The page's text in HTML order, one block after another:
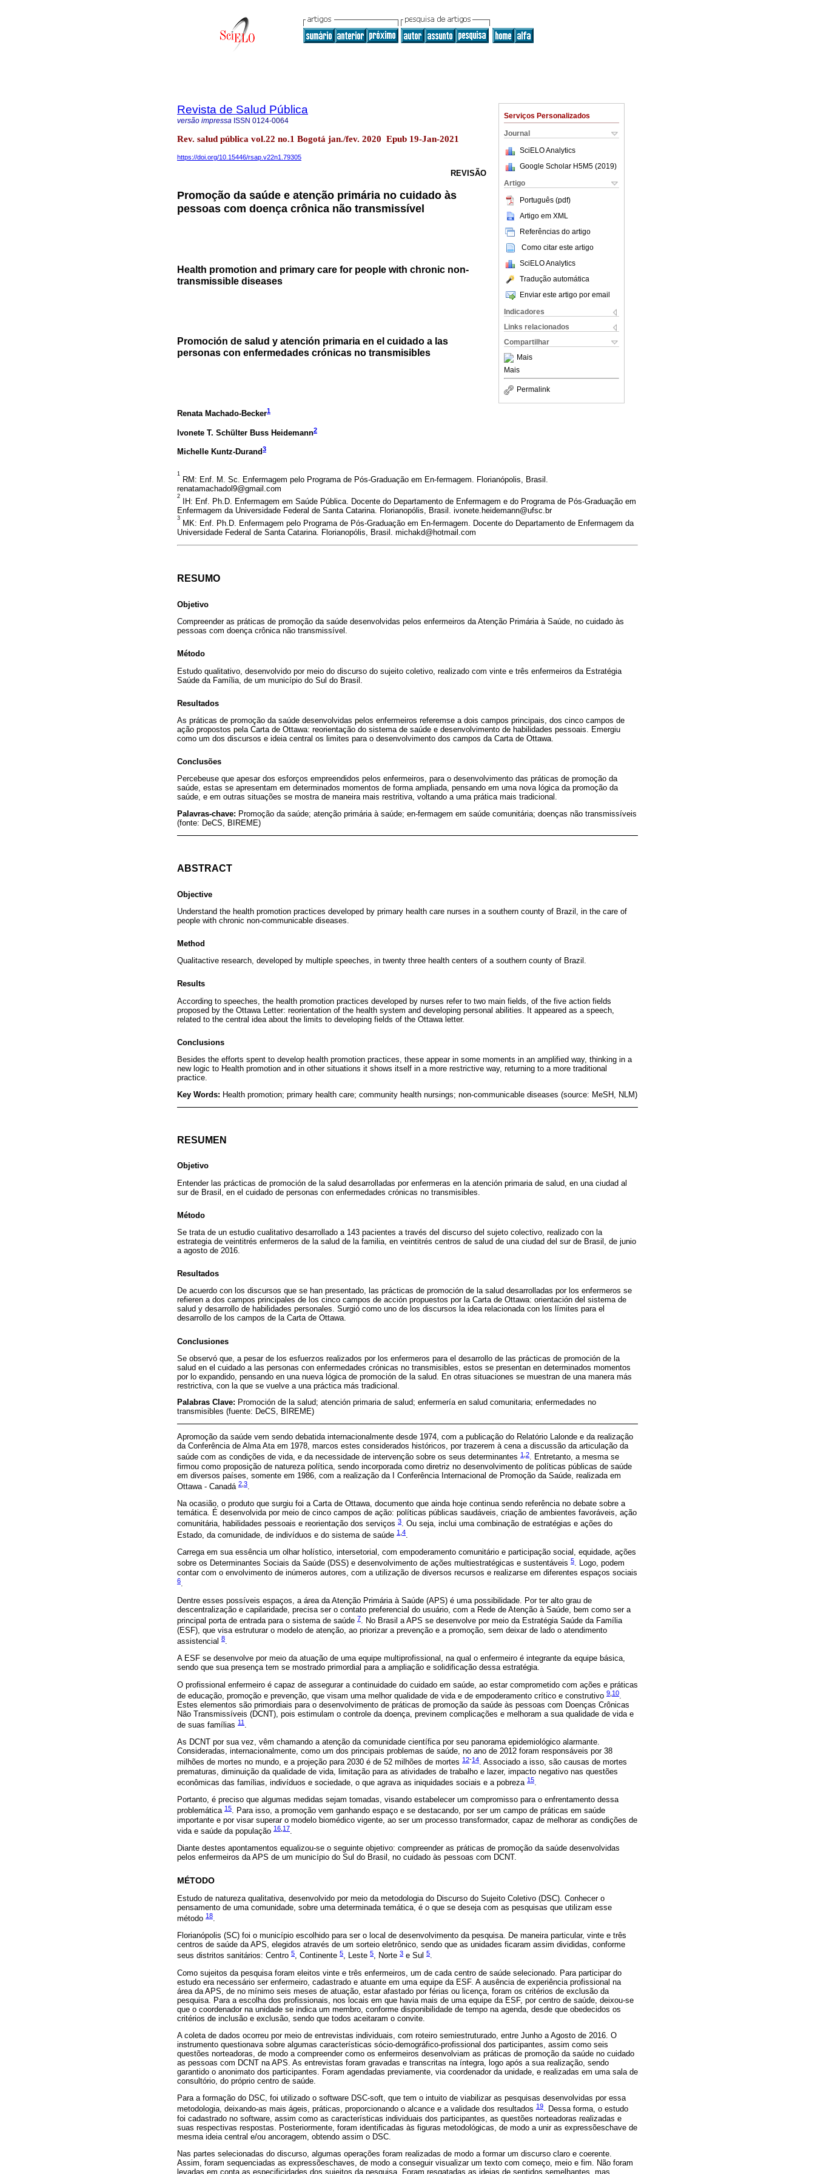
Serviços Personalizados
Journal
SciELO Analytics
Google Scholar H5M5 (2019)
Artigo
Português (pdf)
Artigo em XML
Referências do artigo
Como citar este artigo
SciELO Analytics
Tradução automática
Enviar este artigo por email
Indicadores
Links relacionados
Compartilhar
Mais
Mais
Permalink
Revista de Salud Pública
versão impressa ISSN 0124-0064
Rev. salud pública vol.22 no.1 Bogotá jan./fev. 2020 Epub 19-Jan-2021
https://doi.org/10.15446/rsap.v22n1.79305
REVISÃO
Promoção da saúde e atenção primária no cuidado às
pessoas com doença crônica não transmissível
Health promotion and primary care for people with chronic non-
transmissible diseases
Promoción de salud y atención primaria en el cuidado a las
personas con enfermedades crónicas no transmisibles
Renata Machado-Becker1
Ivonete T. Schülter Buss Heidemann2
Michelle Kuntz-Durand3
1
RM: Enf. M. Sc. Enfermagem pelo Programa de Pós-Graduação em En-fermagem. Florianópolis, Brasil.
renatamachadol9@gmail.com
2
IH: Enf. Ph.D. Enfermagem em Saúde Pública. Docente do Departamento de Enfermagem e do Programa de Pós-Graduação em
Enfermagem da Universidade Federal de Santa Catarina. Florianopólis, Brasil. ivonete.heidemann@ufsc.br
3
MK: Enf. Ph.D. Enfermagem pelo Programa de Pós-Graduação em En-fermagem. Docente do Departamento de Enfermagem da
Universidade Federal de Santa Catarina. Florianopólis, Brasil. michakd@hotmail.com
RESUMO
Objetivo
Compreender as práticas de promoção da saúde desenvolvidas pelos enfermeiros da Atenção Primária à Saúde, no cuidado às
pessoas com doença crônica não transmissível.
Método
Estudo qualitativo, desenvolvido por meio do discurso do sujeito coletivo, realizado com vinte e três enfermeiros da Estratégia
Saúde da Família, de um município do Sul do Brasil.
Resultados
As práticas de promoção da saúde desenvolvidas pelos enfermeiros referemse a dois campos principais, dos cinco campos de
ação propostos pela Carta de Ottawa: reorientação do sistema de saúde e desenvolvimento de habilidades pessoais. Emergiu
como um dos discursos e ideia central os limites para o desenvolvimento dos campos da Carta de Ottawa.
Conclusões
Percebeuse que apesar dos esforços empreendidos pelos enfermeiros, para o desenvolvimento das práticas de promoção da
saúde, estas se apresentam em determinados momentos de forma ampliada, pensando em uma nova lógica da promoção da
saúde, e em outras situações se mostra de maneira mais restritiva, voltando a uma prática mais tradicional.
Palavras-chave: Promoção da saúde; atenção primária à saúde; en-fermagem em saúde comunitária; doenças não transmissíveis
(fonte: DeCS, BIREME)
ABSTRACT
Objective
Understand the health promotion practices developed by primary health care nurses in a southern county of Brazil, in the care of
people with chronic non-communicable diseases.
Method
Qualitactive research, developed by multiple speeches, in twenty three health centers of a southern county of Brazil.
Results
According to speeches, the health promotion practices developed by nurses refer to two main fields, of the five action fields
proposed by the Ottawa Letter: reorientation of the health system and developing personal abilities. It appeared as a speech,
related to the central idea about the limits to developing fields of the Ottawa letter.
Conclusions
Besides the efforts spent to develop health promotion practices, these appear in some moments in an amplified way, thinking in a
new logic to Health promotion and in other situations it shows itself in a more restrictive way, returning to a more traditional
practice.
Key Words: Health promotion; primary health care; community health nursings; non-communicable diseases (source: MeSH, NLM)
RESUMEN
Objetivo
Entender las prácticas de promoción de la salud desarrolladas por enfermeras en la atención primaria de salud, en una ciudad al
sur de Brasil, en el cuidado de personas con enfermedades crónicas no transmisibles.
Método
Se trata de un estudio cualitativo desarrollado a 143 pacientes a través del discurso del sujeto colectivo, realizado con la
estrategia de veintitrés enfermeros de la salud de la familia, en veintitrés centros de salud de una ciudad del sur de Brasil, de junio
a agosto de 2016.
Resultados
De acuerdo con los discursos que se han presentado, las prácticas de promoción de la salud desarrolladas por los enfermeros se
refieren a dos campos principales de los cinco campos de acción propuestos por la Carta de Ottawa: orientación del sistema de
salud y desarrollo de habilidades personales. Surgió como uno de los discursos la idea relacionada con los límites para el
desarrollo de los campos de la Carta de Ottawa.
Conclusiones
Se observó que, a pesar de los esfuerzos realizados por los enfermeros para el desarrollo de las prácticas de promoción de la
salud en el cuidado a las personas con enfermedades crónicas no transmisibles, estos se presentan en determinados momentos
por lo expandido, pensando en una nueva lógica de promoción de la salud. En otras situaciones se muestran de una manera más
restrictiva, con la que se vuelve a una práctica más tradicional.
Palabras Clave: Promoción de la salud; atención primaria de salud; enfermería en salud comunitaria; enfermedades no
transmisibles (fuente: DeCS, BIREME)
Apromoção da saúde vem sendo debatida internacionalmente desde 1974, com a publicação do Relatório Lalonde e da realização
da Conferência de Alma Ata em 1978, marcos estes considerados históricos, por trazerem à cena a discussão da articulação da
saúde com as condições de vida, e da necessidade de intervenção sobre os seus determinantes 1 ,2. Entretanto, a mesma se
firmou como proposição de natureza política, sendo incorporada como diretriz no desenvolvimento de políticas públicas de saúde
em diversos países, somente em 1986, com a realização da I Conferência Internacional de Promoção da Saúde, realizada em
Ottawa - Canadá 2 3.
Na ocasião, o produto que surgiu foi a Carta de Ottawa, documento que ainda hoje continua sendo referência no debate sobre a
temática. É desenvolvida por meio de cinco campos de ação: políticas públicas saudáveis, criação de ambientes favoráveis, ação
comunitária, habilidades pessoais e reorientação dos serviços 3. Ou seja, inclui uma combinação de estratégias e ações do
Estado, da comunidade, de indivíduos e do sistema de saúde 1 4.
Carrega em sua essência um olhar holístico, intersetorial, com empoderamento comunitário e participação social, equidade, ações
sobre os Determinantes Sociais da Saúde (DSS) e desenvolvimento de ações multiestratégicas e sustentáveis 5. Logo, podem
contar com o envolvimento de inúmeros autores, com a utilização de diversos recursos e realizarse em diferentes espaços sociais
6.
Dentre esses possíveis espaços, a área da Atenção Primária à Saúde (APS) é uma possibilidade. Por ter alto grau de
descentralização e capilaridade, precisa ser o contato preferencial do usuário, com a Rede de Atenção à Saúde, bem como ser a
principal porta de entrada para o sistema de saúde 7. No Brasil a APS se desenvolve por meio da Estratégia Saúde da Família
(ESF), que visa estruturar o modelo de atenção, ao priorizar a prevenção e a promoção, sem deixar de lado o atendimento
assistencial 8.
A ESF se desenvolve por meio da atuação de uma equipe multiprofissional, na qual o enfermeiro é integrante da equipe básica,
sendo que sua presença tem se mostrado primordial para a ampliação e solidificação dessa estratégia.
O profissional enfermeiro é capaz de assegurar a continuidade do cuidado em saúde, ao estar comprometido com ações e práticas
de educação, promoção e prevenção, que visam uma melhor qualidade de vida e de empoderamento crítico e construtivo 9 10
Estes elementos são primordiais para o desenvolvimento de práticas de promoção da saúde às pessoas com Doenças Crônicas
Não Transmissíveis (DCNT), pois estimulam o controle da doença, previnem complicações e melhoram a sua qualidade de vida e
de suas famílias 11 .
As DCNT por sua vez, vêm chamando a atenção da comunidade científica por seu panorama epidemiológico alarmante.
Consideradas, internacionalmente, como um dos principais problemas de saúde, no ano de 2012 foram responsáveis por 38
milhões de mortes no mundo, e a projeção para 2030 é de 52 milhões de mortes 12-14. Associado a isso, são causas de mortes
prematuras, diminuição da qualidade de vida, limitação para as atividades de trabalho e lazer, impacto negativo nas questões
econômicas das famílias, indivíduos e sociedade, o que agrava as iniquidades sociais e a pobreza 15.
Portanto, é preciso que algumas medidas sejam tomadas, visando estabelecer um compromisso para o enfrentamento dessa
problemática 15. Para isso, a promoção vem ganhando espaço e se destacando, por ser um campo de práticas em saúde
importante e por visar superar o modelo biomédico vigente, ao ser um processo transformador, capaz de melhorar as condições de
vida e saúde da população 16 17.
Diante destes apontamentos equalizou-se o seguinte objetivo: compreender as práticas de promoção da saúde desenvolvidas
pelos enfermeiros da APS de um município do Sul do Brasil, no cuidado às pessoas com DCNT.
MÉTODO
Estudo de natureza qualitativa, desenvolvido por meio da metodologia do Discurso do Sujeito Coletivo (DSC). Conhecer o
pensamento de uma comunidade, sobre uma determinada temática, é o que se deseja com as pesquisas que utilizam esse
método 18
Florianópolis (SC) foi o município escolhido para ser o local de desenvolvimento da pesquisa. De maneira particular, vinte e três
centros de saúde da APS, elegidos através de um sorteio eletrônico, sendo que as unidades ficaram assim divididas, conforme
seus distritos sanitários: Centro 5, Continente 5, Leste 5, Norte 3 e Sul 5.
Como sujeitos da pesquisa foram eleitos vinte e três enfermeiros, um de cada centro de saúde selecionado. Para participar do
estudo era necessário ser enfermeiro, cadastrado e atuante em uma equipe da ESF. A ausência de experiência profissional na
área da APS, de no mínimo seis meses de atuação, estar afastado por férias ou licença, foram os critérios de exclusão da
pesquisa. Para a escolha dos profissionais, nos locais em que havia mais de uma equipe da ESF, por centro de saúde, deixou-se
que o coordenador na unidade se indica um membro, conforme disponibilidade de tempo na agenda, desde que obedecidos os
critérios de inclusão e exclusão, sendo que todos aceitaram o convite.
A coleta de dados ocorreu por meio de entrevistas individuais, com roteiro semiestruturado, entre Junho a Agosto de 2016. O
instrumento questionava sobre algumas características sócio-demográfico-profissional dos participantes, assim como seis
questões norteadoras, de modo a compreender como os enfermeiros desenvolviam as práticas de promoção da saúde no cuidado
as pessoas com DCNT na APS. As entrevistas foram gravadas e transcritas na íntegra, logo após a sua realização, sendo
garantido o anonimato dos participantes. Foram agendadas previamente, via coordenador da unidade, e realizadas em uma sala de
consultório, do próprio centro de saúde.
Para a formação do DSC, foi utilizado o software DSC-soft, que tem o intuito de viabilizar as pesquisas desenvolvidas por essa
metodologia, deixando-as mais ágeis, práticas, proporcionando o alcance e a validade dos resultados 19. Dessa forma, o estudo
foi cadastrado no software, assim como as características individuais dos participantes, as questões norteadoras realizadas e
suas respectivas respostas. Posteriormente, foram identificadas às figuras metodológicas, de modo a unir as expressõeschave de
mesma ideia central e/ou ancoragem, obtendo assim o DSC.
Nas partes selecionadas do discurso, algumas operações foram realizadas de modo a formar um discurso claro e coerente.
Assim, foram sequenciadas as expressõeschaves, de modo a conseguir visualizar um texto com começo, meio e fim. Não foram
levadas em conta as especificidades dos sujeitos da pesquisa. Foram resgatadas as ideias de sentidos semelhantes, mas